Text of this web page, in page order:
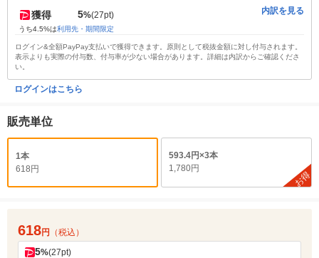
獲得 5%(27pt)
うち4.5%は利用先・期間限定
内訳を見る
ログイン&全額PayPay支払いで獲得できます。原則として税抜金額に対し付与されます。
表示よりも実際の付与数、付与率が少ない場合があります。詳細は内訳からご確認くださ
い。
ログインはこちら
販売単位
1本
618円
593.4円×3本
1,780円
お得
618円 （税込）
5%(27pt)